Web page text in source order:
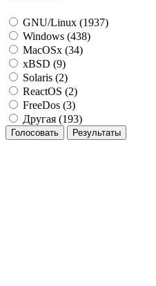
GNU/Linux (1937)
Windows (438)
MacOSx (34)
xBSD (9)
Solaris (2)
ReactOS (2)
FreeDos (3)
Другая (193)